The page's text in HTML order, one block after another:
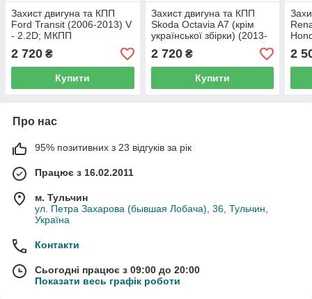
Захист двигуна та КПП
Ford Transit (2006-2013) V
- 2.2D; МКПП
2 720 ₴
Купити
Захист двигуна та КПП
Skoda Octavia A7 (крім
української збірки) (2013-
-) V - 1.6 МКПП, 2.0D;
АКПП
2 720₴
Купити
2
Про нас
95% позитивних з 23 відгуків за рік
Працює з 16.02.2011
м. Тульчин
ул. Петра Захарова (бывшая Лобача), 36, Тульчин,
Україна
Контакти
Сьогодні працює з 09:00 до 20:00
Показати весь графік роботи